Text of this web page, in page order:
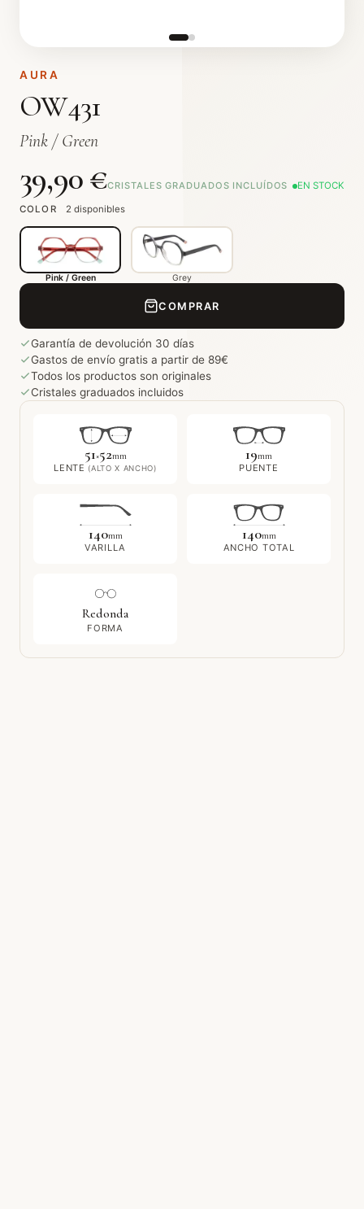
AURA
OW431
Pink / Green
39,90 €CRISTALES GRADUADOS INCLUÍDOS EN STOCK
COLOR 2 disponibles
Pink / Green Grey
COMPRAR
Garantía de devolución 30 días
Gastos de envío gratis a partir de 89€
Todos los productos son originales
Cristales graduados incluidos
51×52mm
LENTE (ALTO X ANCHO)
19mm
PUENTE
140mm
VARILLA
140mm
ANCHO TOTAL
Redonda
FORMA